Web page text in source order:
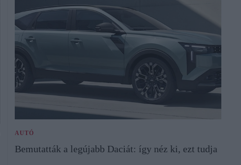
AUTÓ
Bemutatták a legújabb Daciát: így néz ki, ezt tudja